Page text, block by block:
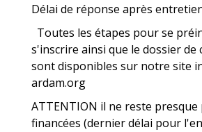
Délai de réponse après
Toutes les étapes pour se
s'inscrire ainsi que le dossier de
sont disponibles sur notre site
ardam.org
ATTENTION il ne reste presque
financées (dernier délai pour